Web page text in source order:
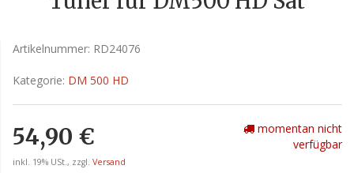
Artikelnummer: RD24076
Kategorie: DM 500 HD
54,90 €
inkl. 19% USt., zzgl. Versand
momentan nicht
verfügbar